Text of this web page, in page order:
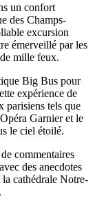
un confort
des Champs-
excursion
émerveillé par les
mille feux.
Big Bus pour
expérience de
parisiens tels que
Garnier et le
le ciel étoilé.
commentaires
des anecdotes
la cathédrale Notre-